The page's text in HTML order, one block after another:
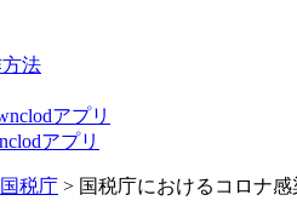
法
アプリ
アプリ
国税庁 > 国税庁におけるコロナ感